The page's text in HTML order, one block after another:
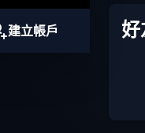
建立帳戶 好